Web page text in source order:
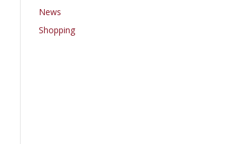
News
Shopping